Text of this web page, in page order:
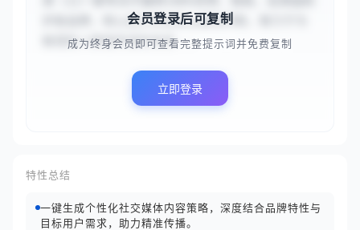
护肤品牌，核心成分来自高山植物萃取，致力于为
敏感肌人群提供温和有效...
会员登录后可复制
成为终身会员即可查看完整提示词并免费复制
立即登录
特性总结
一键生成个性化社交媒体内容策略，深度结合品牌特性与
目标用户需求，助力精准传播。